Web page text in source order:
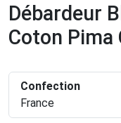
Débardeur
Coton Pima
Confection
France